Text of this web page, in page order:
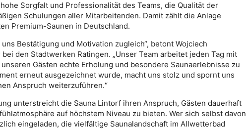
Sorgfalt und Professionalität des Teams, die Qualität der
Schulungen aller Mitarbeitenden. Damit zählt die Anlage
Premium-Saunen in Deutschland.
Bestätigung und Motivation zugleich“, betont Wojciech
den Stadtwerken Ratingen. „Unser Team arbeitet jeden Tag mit
Gästen echte Erholung und besondere Saunaerlebnisse zu
erneut ausgezeichnet wurde, macht uns stolz und spornt uns
Anspruch weiterzuführen.“
unterstreicht die Sauna Lintorf ihren Anspruch, Gästen dauerhaft
auf höchstem Niveau zu bieten. Wer sich selbst davon
eingeladen, die vielfältige Saunalandschaft im Allwetterbad